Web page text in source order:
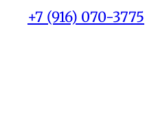
+7 (916) 070-3775